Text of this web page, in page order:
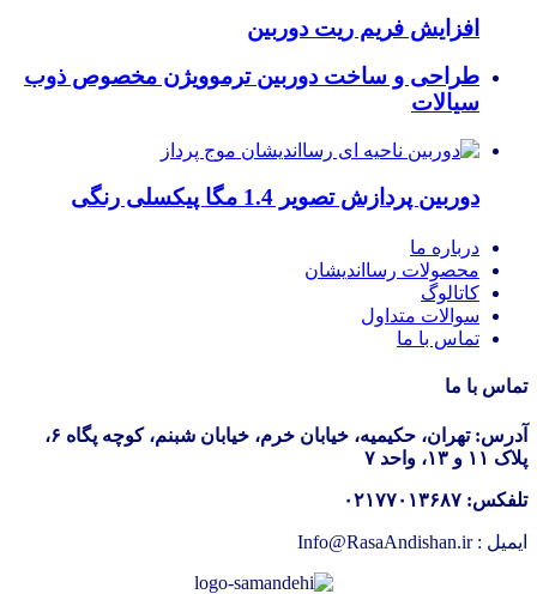
افزایش فریم ریت دوربین
طراحی و ساخت دوربین ترموویژن مخصوص ذوب
سیالات
دوربین پردازش تصویر 1.4 مگا پیکسلی رنگی
درباره ما
محصولات رسااندیشان
کاتالوگ
سوالات متداول
تماس با ما
تماس با ما
آدرس: تهران، حکیمیه، خیابان خرم، خیابان شبنم، کوچه پگاه ۶،
پلاک ۱۱ و ۱۳، واحد ۷
تلفکس: ۰۲۱۷۷۰۱۳۶۸۷
ایمیل : Info@RasaAndishan.ir